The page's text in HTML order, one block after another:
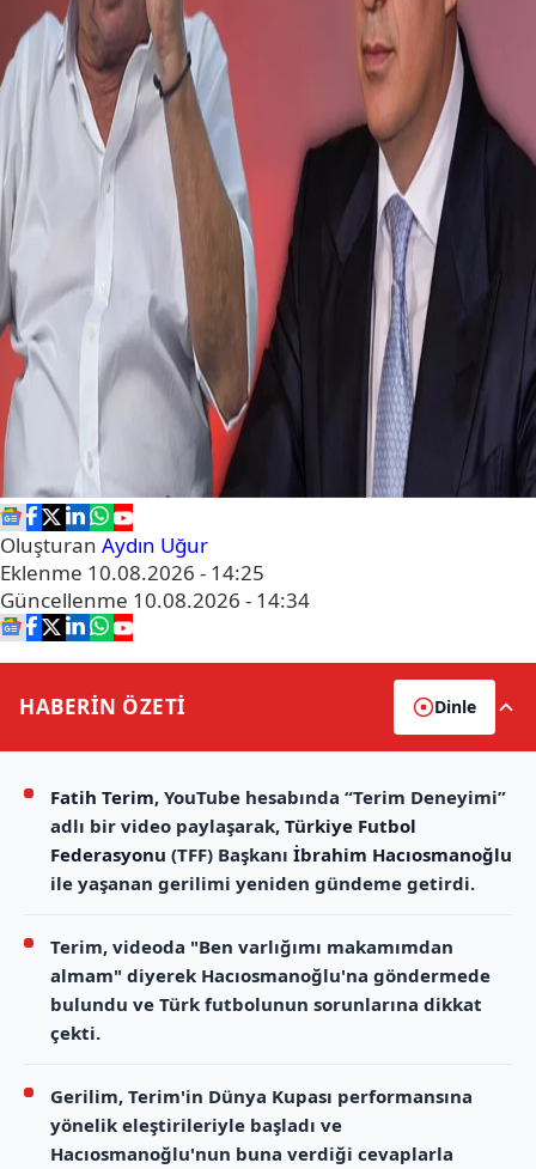
Oluşturan Aydın Uğur
Eklenme 10.08.2026 - 14:25
Güncellenme 10.08.2026 - 14:34
HABERİN ÖZETİ Dinle
Fatih Terim, YouTube hesabında “Terim Deneyimi”
adlı bir video paylaşarak, Türkiye Futbol
Federasyonu (TFF) Başkanı İbrahim Hacıosmanoğlu
ile yaşanan gerilimi yeniden gündeme getirdi.
Terim, videoda "Ben varlığımı makamımdan
almam" diyerek Hacıosmanoğlu'na göndermede
bulundu ve Türk futbolunun sorunlarına dikkat
çekti.
Gerilim, Terim'in Dünya Kupası performansına
yönelik eleştirileriyle başladı ve
Hacıosmanoğlu'nun buna verdiği cevaplarla